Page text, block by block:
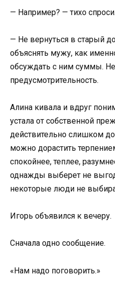
— Например? — тихо
— Не вернуться в старый
объяснять мужу, как
обсуждать с ним суммы.
предусмотрительность.
Алина кивала и вдруг
устала от собственной
действительно слишком
можно дорастить
спокойнее, теплее,
однажды выберет не
некоторые люди не
Игорь объявился к вечеру.
Сначала одно сообщение.
«Нам надо поговорить.»